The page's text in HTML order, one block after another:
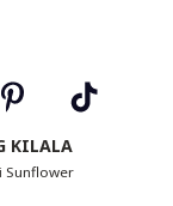
KILALA
Sunflower